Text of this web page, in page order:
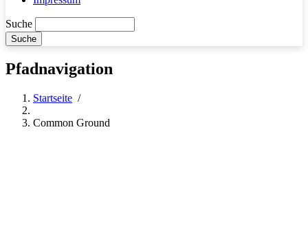
Suche
Pfadnavigation
Startseite /
Common Ground